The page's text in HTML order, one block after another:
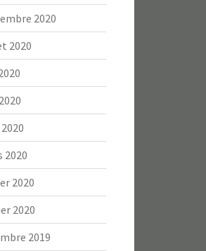
2020
2020
2020
2020
2020
2019